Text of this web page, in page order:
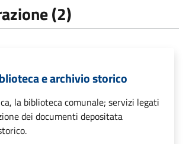
(2)
e archivio storico
la biblioteca comunale; servizi legati
dei documenti depositata